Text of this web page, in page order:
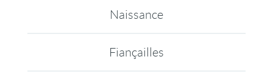
Naissance
Fiançailles